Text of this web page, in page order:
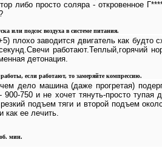
либо просто соляра - откровенное
или подсос воздуха в системе питания.
плохо заводится двигатель как будто
работают.Теплый,горячий
детонация.
если работают, то замеряйте компрессию.
дело машина (даже прогретая)
750 и не хочет тянуть-просто тупая
подъем тяги и второй подъем
как ее лечить.
мин.